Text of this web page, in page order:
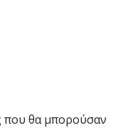
που θα μπορούσαν